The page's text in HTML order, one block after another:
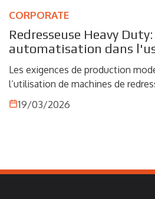
CORPORATE
Redresseuse Heavy
automatisation dans
matériaux complexes
Les exigences de production
l’utilisation de machines de
des charges élevées, des
matériaux difficiles à usiner. Les
les plus exigeants.
19/03/2026